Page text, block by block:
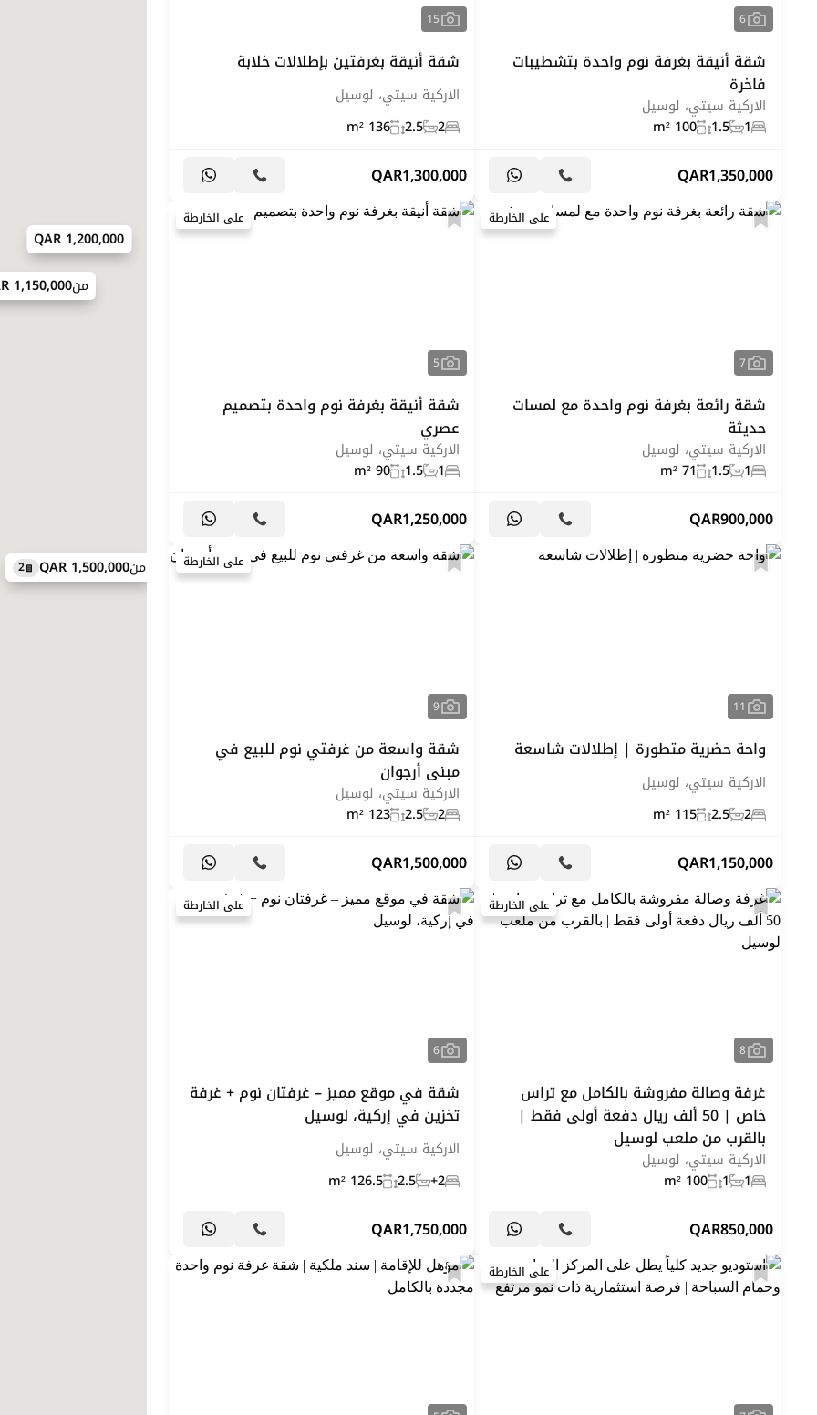
6
شقة أنيقة بغرفة نوم واحدة بتشطيبات
فاخرة
الاركية سيتي، لوسيل
1
1.5
100 m²
1,350,000
QAR
15
شقة أنيقة بغرفتين بإطلالات خلابة
الاركية سيتي، لوسيل
2
2.5
136 m²
1,300,000
QAR
على الخارطة
7
شقة رائعة بغرفة نوم واحدة مع لمسات
حديثة
الاركية سيتي، لوسيل
1
1.5
71 m²
900,000
QAR
على الخارطة
5
شقة أنيقة بغرفة نوم واحدة بتصميم
عصري
الاركية سيتي، لوسيل
1
1.5
90 m²
1,250,000
QAR
11
واحة حضرية متطورة | إطلالات شاسعة
الاركية سيتي، لوسيل
2
2.5
115 m²
1,150,000
QAR
على الخارطة
9
شقة واسعة من غرفتي نوم للبيع في
مبنى أرجوان
الاركية سيتي، لوسيل
2
2.5
123 m²
1,500,000
QAR
على الخارطة
8
غرفة وصالة مفروشة بالكامل مع تراس
خاص | 50 ألف ريال دفعة أولى فقط |
بالقرب من ملعب لوسيل
الاركية سيتي، لوسيل
1
1
100 m²
850,000
QAR
على الخارطة
6
شقة في موقع مميز – غرفتان نوم + غرفة
تخزين في إركية، لوسيل
الاركية سيتي، لوسيل
2+
2.5
126.5 m²
1,750,000
QAR
على الخارطة
من1,500,000 QAR
2
من1,150,000 QAR
1,200,000 QAR